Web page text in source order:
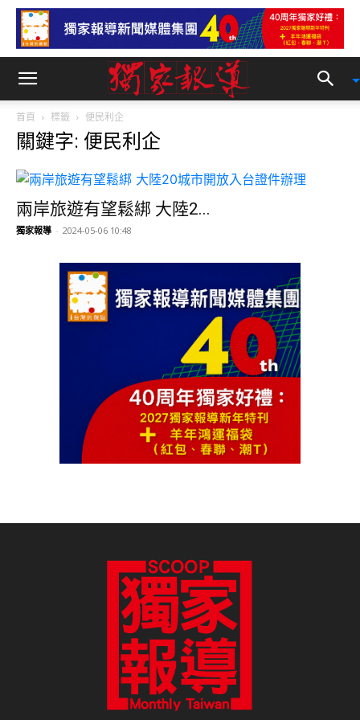
首頁 標籤 便民利企
關鍵字: 便民利企
兩岸旅遊有望鬆綁 大陸2...
獨家報導 - 2024-05-06 10:48